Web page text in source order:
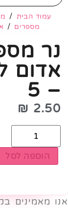
עמוד הבית /
מספרים /
נר
אדום
– 5
2.50
₪
הוספה לסל
אנו מאמינים